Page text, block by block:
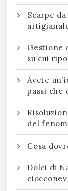
Scarpe
Gestione
su cui
Avete
passi che
del
Cosa
Dolci di